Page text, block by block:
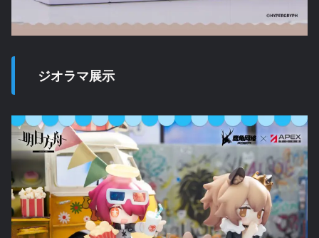
ジオラマ展示